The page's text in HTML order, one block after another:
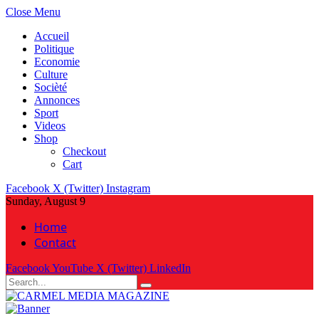
Close Menu
Accueil
Politique
Economie
Culture
Socièté
Annonces
Sport
Videos
Shop
Checkout
Cart
Facebook X (Twitter) Instagram
Sunday, August 9
Home
Contact
FacebookYouTube X (Twitter) LinkedIn